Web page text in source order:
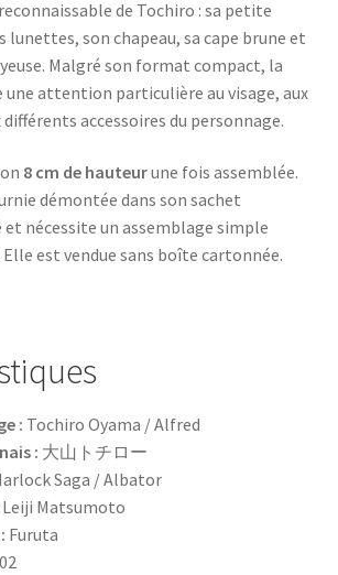
de Tochiro : sa petite
lunettes, son chapeau, sa cape brune et
Malgré son format compact, la
une attention particulière au visage, aux
accessoires du personnage.
8 cm de hauteurune fois assemblée.
démontée dans son sachet
nécessite un assemblage simple
est vendue sans boîte cartonnée.
: Tochiro Oyama / Alfred
: 大山トチロー
Saga / Albator
Leiji Matsumoto
Furuta